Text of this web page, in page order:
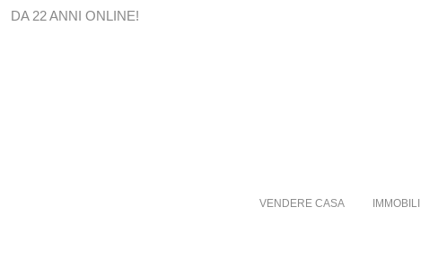
DA 22 ANNI ONLINE!
VENDERE CASA IMMOBILI